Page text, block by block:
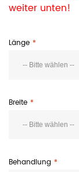
weiter unten!
Länge
Breite
Behandlung